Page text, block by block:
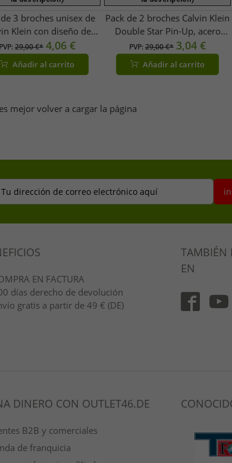
3 broches unisex de
Klein con diseño de
de acero inoxidable y
KJJNDH300200
Rojo/Azul oscuro
PVP:29,00 €* 4,06 €
Añadir al carrito
Pack de 2 broches Calvin Klein
Double Star Pin-Up, acero
inoxidable, esmalte,
KJJNDH200100, amarillo/azul
marino/plata
PVP:29,00 €* 3,04 €
Añadir al carrito
mejor volver a cargar la página
Tu dirección de correo electrónico aquí
EN FACTURA
días derecho de devolución
gratis a partir de 49 € (DE)
TAMBIÉN
EN
DINERO CON OUTLET46.DE
B2B y comerciales
de franquicia